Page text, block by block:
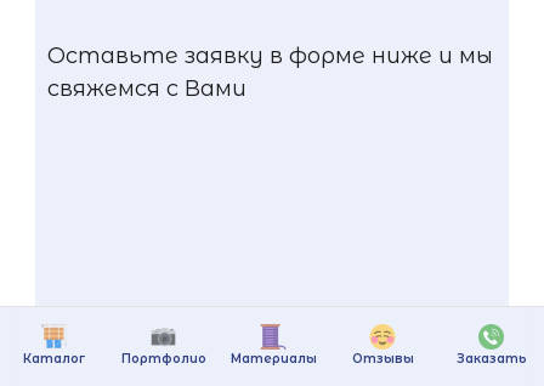
Каталог Портфолио Материалы Отзывы Заказать
Оставьте заявку в форме ниже и мы
свяжемся с Вами